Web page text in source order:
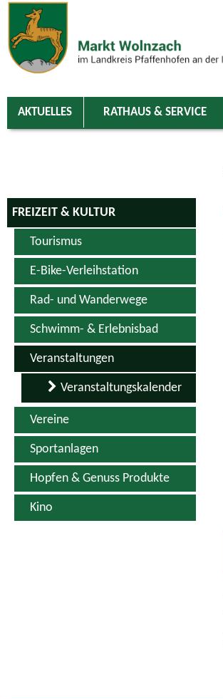
Zum Inhalt zur Navigation
AKTUELLES RATHAUS & SERVICE
FREIZEIT & KULTUR
Tourismus
E-Bike-Verleihstation
Rad- und Wanderwege
Schwimm- & Erlebnisbad
Veranstaltungen
Veranstaltungskalender
Vereine
Sportanlagen
Hopfen & Genuss Produkte
Kino